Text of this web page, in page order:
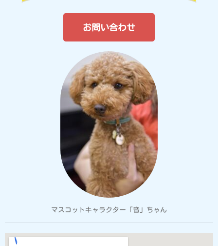
お問い合わせ
マスコットキャラクター「音」ちゃん